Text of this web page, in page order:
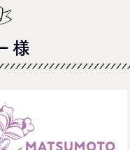
様